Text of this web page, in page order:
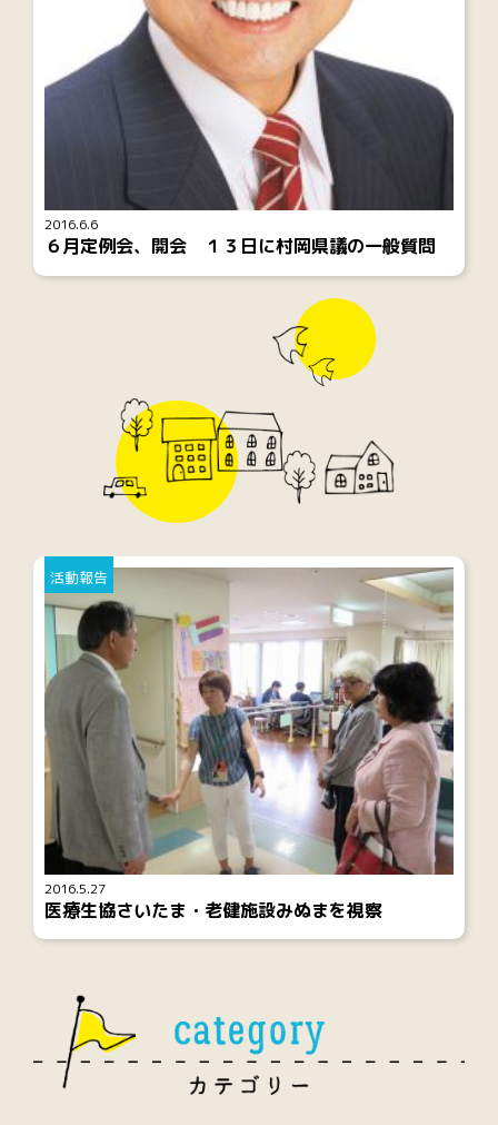
2016.6.6
６月定例会、開会 １３日に村岡県議の一般質問
2016.5.27
活動報告
医療生協さいたま・老健施設みぬまを視察